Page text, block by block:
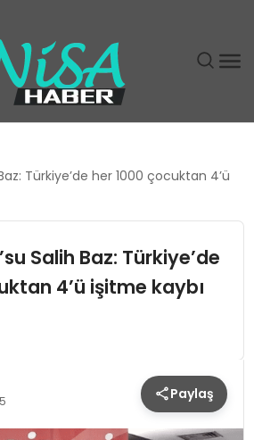
Türkiye’de her 1000 çocuktan 4’ü
Salih Baz: Türkiye’de
4’ü işitme kaybı
Paylaş